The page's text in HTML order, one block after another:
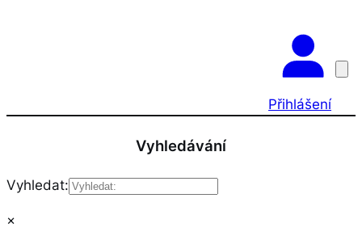
Přihlášení
Vyhledávání
Vyhledat:
×